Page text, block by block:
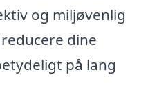
og miljøvenlig
dine
på lang